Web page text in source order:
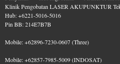
Klinik Pengobatan LASER AKUPUNKTUR
Hub: +6221-5016-5016
Pin BB: 214E7B7B
Mobile: +62896-7230-0607 (Three)
Mobile: +62857-7985-5009 (INDOSAT)